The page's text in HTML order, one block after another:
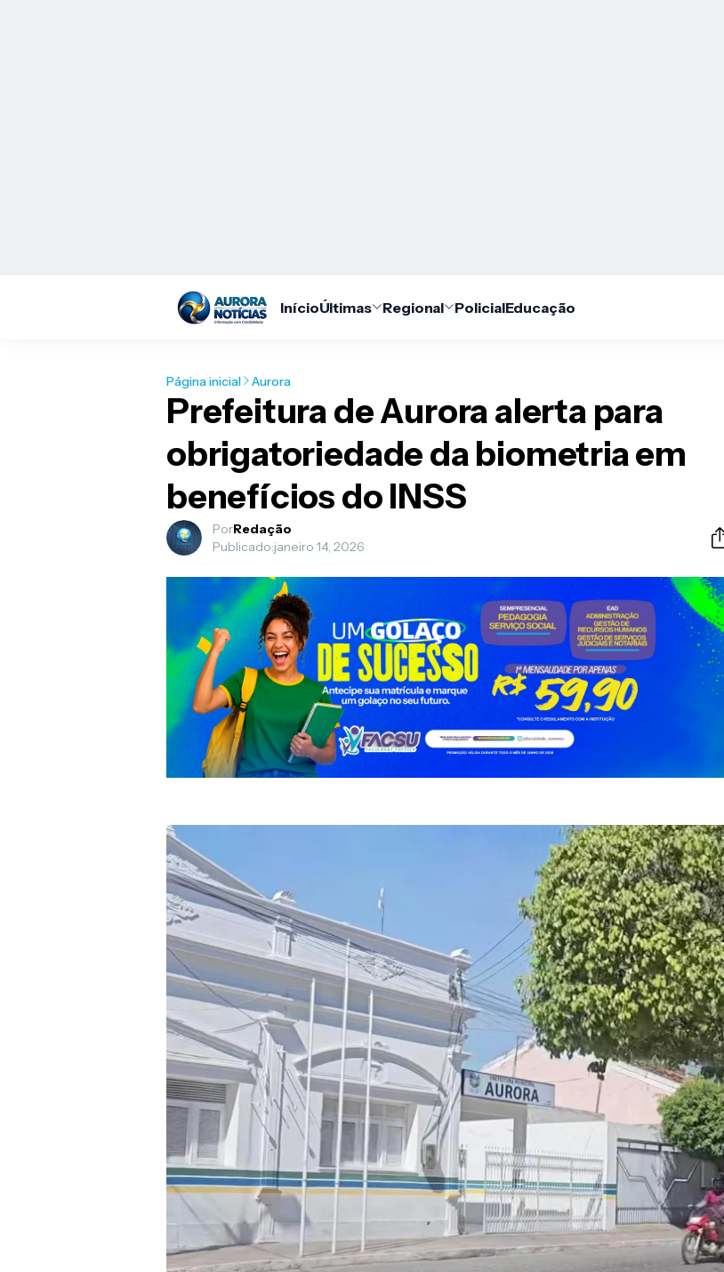
InícioÚltimas Regional PolicialEducação
Página inicial Aurora
Prefeitura de Aurora alerta para
obrigatoriedade da biometria em
benefícios do INSS
PorRedação
Publicado:janeiro 14, 2026